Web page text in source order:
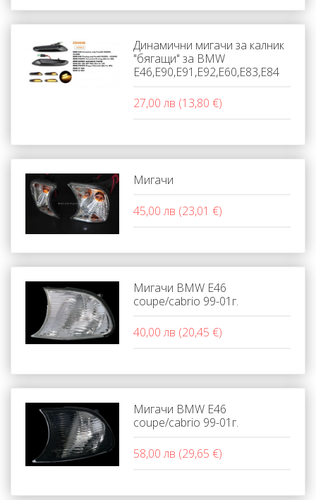
Динамични мигачи за калник
"бягащи" за BMW
Е46,E90,E91,E92,E60,E83,E84
27,00 лв (13,80 €)
Мигачи
45,00 лв (23,01 €)
Мигачи BMW E46
coupe/cabrio 99-01г.
40,00 лв (20,45 €)
Мигачи BMW E46
coupe/cabrio 99-01г.
58,00 лв (29,65 €)